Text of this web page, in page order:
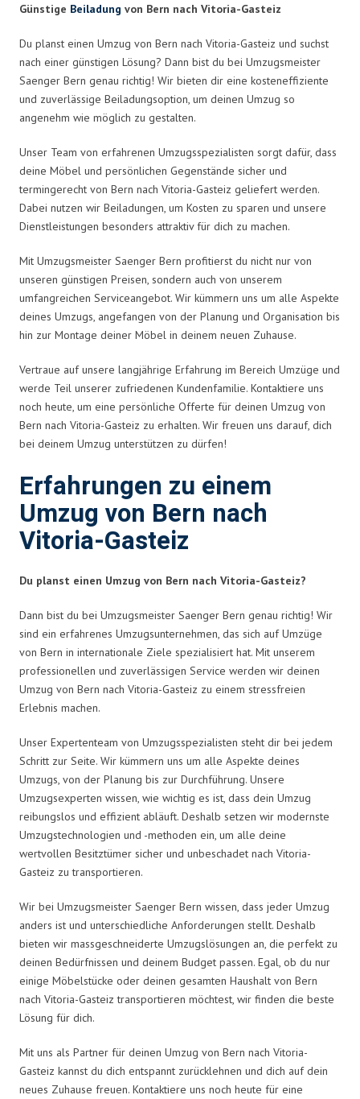
Günstige Beiladung von Bern nach Vitoria-Gasteiz
Du planst einen Umzug von Bern nach Vitoria-Gasteiz und suchst
nach einer günstigen Lösung? Dann bist du bei Umzugsmeister
Saenger Bern genau richtig! Wir bieten dir eine kosteneffiziente
und zuverlässige Beiladungsoption, um deinen Umzug so
angenehm wie möglich zu gestalten.
Unser Team von erfahrenen Umzugsspezialisten sorgt dafür, dass
deine Möbel und persönlichen Gegenstände sicher und
termingerecht von Bern nach Vitoria-Gasteiz geliefert werden.
Dabei nutzen wir Beiladungen, um Kosten zu sparen und unsere
Dienstleistungen besonders attraktiv für dich zu machen.
Mit Umzugsmeister Saenger Bern profitierst du nicht nur von
unseren günstigen Preisen, sondern auch von unserem
umfangreichen Serviceangebot. Wir kümmern uns um alle Aspekte
deines Umzugs, angefangen von der Planung und Organisation bis
hin zur Montage deiner Möbel in deinem neuen Zuhause.
Vertraue auf unsere langjährige Erfahrung im Bereich Umzüge und
werde Teil unserer zufriedenen Kundenfamilie. Kontaktiere uns
noch heute, um eine persönliche Offerte für deinen Umzug von
Bern nach Vitoria-Gasteiz zu erhalten. Wir freuen uns darauf, dich
bei deinem Umzug unterstützen zu dürfen!
Erfahrungen zu einem
Umzug von Bern nach
Vitoria-Gasteiz
Du planst einen Umzug von Bern nach Vitoria-Gasteiz?
Dann bist du bei Umzugsmeister Saenger Bern genau richtig! Wir
sind ein erfahrenes Umzugsunternehmen, das sich auf Umzüge
von Bern in internationale Ziele spezialisiert hat. Mit unserem
professionellen und zuverlässigen Service werden wir deinen
Umzug von Bern nach Vitoria-Gasteiz zu einem stressfreien
Erlebnis machen.
Unser Expertenteam von Umzugsspezialisten steht dir bei jedem
Schritt zur Seite. Wir kümmern uns um alle Aspekte deines
Umzugs, von der Planung bis zur Durchführung. Unsere
Umzugsexperten wissen, wie wichtig es ist, dass dein Umzug
reibungslos und effizient abläuft. Deshalb setzen wir modernste
Umzugstechnologien und -methoden ein, um alle deine
wertvollen Besitztümer sicher und unbeschadet nach Vitoria-
Gasteiz zu transportieren.
Wir bei Umzugsmeister Saenger Bern wissen, dass jeder Umzug
anders ist und unterschiedliche Anforderungen stellt. Deshalb
bieten wir massgeschneiderte Umzugslösungen an, die perfekt zu
deinen Bedürfnissen und deinem Budget passen. Egal, ob du nur
einige Möbelstücke oder deinen gesamten Haushalt von Bern
nach Vitoria-Gasteiz transportieren möchtest, wir finden die beste
Lösung für dich.
Mit uns als Partner für deinen Umzug von Bern nach Vitoria-
Gasteiz kannst du dich entspannt zurücklehnen und dich auf dein
neues Zuhause freuen. Kontaktiere uns noch heute für eine